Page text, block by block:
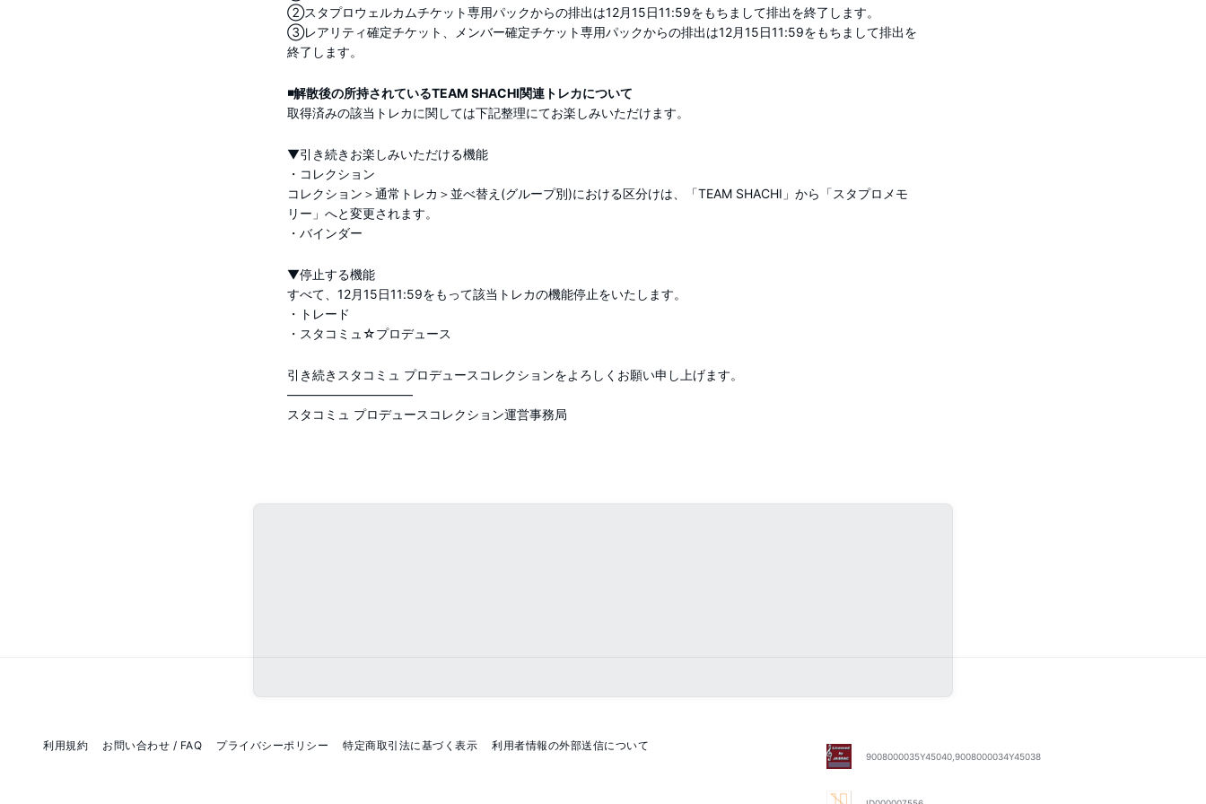
②スタプロウェルカムチケット専用パックからの排出は12月15日11:59をもちまして排出を終了します。
③レアリティ確定チケット、メンバー確定チケット専用パックからの排出は12月15日11:59をもちまして排出を
終了します。
◾️解散後の所持されているTEAM SHACHI関連トレカについて
取得済みの該当トレカに関しては下記整理にてお楽しみいただけます。
▼引き続きお楽しみいただける機能
・コレクション
コレクション＞通常トレカ＞並べ替え(グループ別)における区分けは、「TEAM SHACHI」から「スタプロメモ
リー」へと変更されます。
・バインダー
▼停止する機能
すべて、12月15日11:59をもって該当トレカの機能停止をいたします。
・トレード
・スタコミュ☆プロデュース
引き続きスタコミュ プロデュースコレクションをよろしくお願い申し上げます。
――――――――――
スタコミュ プロデュースコレクション運営事務局
利用規約 お問い合わせ / FAQ プライバシーポリシー 特定商取引法に基づく表示 利用者情報の外部送信について
9008000035Y45040,9008000034Y45038